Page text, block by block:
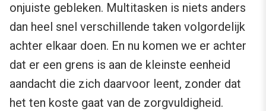
onjuiste gebleken. Multitasken is niets anders
dan heel snel verschillende taken volgordelijk
achter elkaar doen. En nu komen we er achter
dat er een grens is aan de kleinste eenheid
aandacht die zich daarvoor leent, zonder dat
het ten koste gaat van de zorgvuldigheid.